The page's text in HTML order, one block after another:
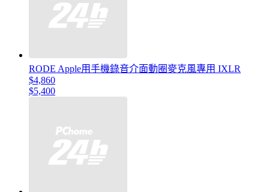
RODE Apple用手機錄音介面動圈麥克風專用 IXLR
$4,860
$5,400